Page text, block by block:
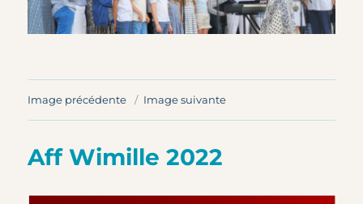
Image précédente Image suivante
Aff Wimille 2022